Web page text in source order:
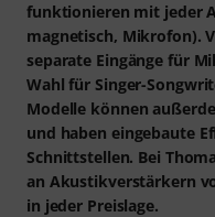
funktionieren mit jeder
magnetisch, Mikrofon).
separate Eingänge für
Wahl für Singer-
Modelle können
und haben eingebaute
Schnittstellen. Bei
an Akustikverstärkern
in jeder Preislage.